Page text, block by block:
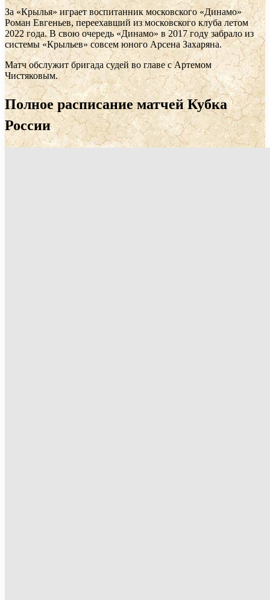
За «Крылья» играет воспитанник московского «Динамо»
Роман Евгеньев, переехавший из московского клуба летом
2022 года. В свою очередь «Динамо» в 2017 году забрало из
системы «Крыльев» совсем юного Арсена Захаряна.
Матч обслужит бригада судей во главе с Артемом
Чистяковым.
Полное расписание матчей Кубка
России